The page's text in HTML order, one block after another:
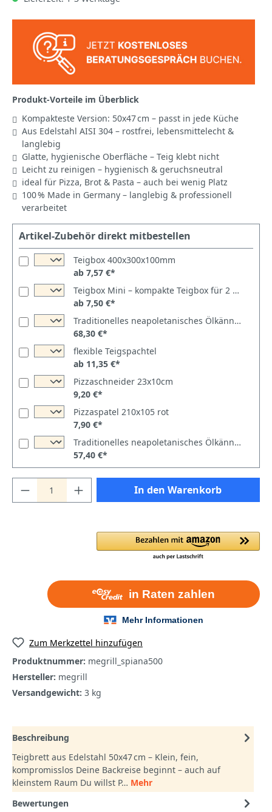
Produkt-Vorteile im Überblick
Kompakteste Version: 50x47 cm – passt in jede Küche
Aus Edelstahl AISI 304 – rostfrei, lebensmittelecht &
langlebig
Glatte, hygienische Oberfläche – Teig klebt nicht
Leicht zu reinigen – hygienisch & geruchsneutral
ideal für Pizza, Brot & Pasta – auch bei wenig Platz
100 % Made in Germany – langlebig & professionell
verarbeitet
Artikel-Zubehör direkt mitbestellen
Teigbox 400x300x100mm
ab 7,57 €*
Teigbox Mini – kompakte Teigbox für 2 Teiglinge
ab 7,50 €*
Traditionelles neapoletanisches Ölkännchen 1,1ltr
68,30 €*
flexible Teigspachtel
ab 11,35 €*
Pizzaschneider 23x10cm
9,20 €*
Pizzaspatel 210x105 rot
7,90 €*
Traditionelles neapoletanisches Ölkännchen 0,45ltr
57,40 €*
In den Warenkorb
Zum Merkzettel hinzufügen
Produktnummer: megrill_spiana500
Hersteller: megrill
Versandgewicht: 3 kg
Beschreibung
Teigbrett aus Edelstahl 50x47 cm – Klein, fein,
kompromisslos Deine Backreise beginnt – auch auf
kleinstem Raum Du willst P… Mehr
Bewertungen